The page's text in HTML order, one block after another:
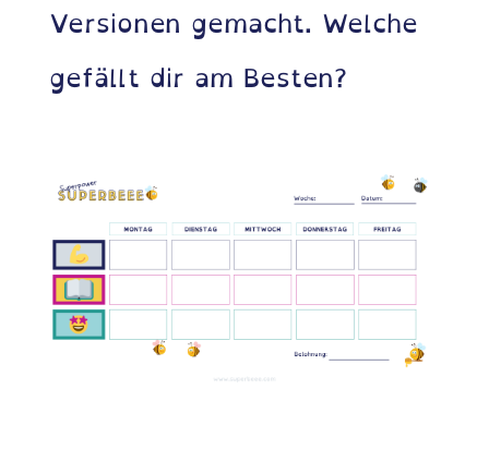
Versionen gemacht. Welche
gefällt dir am Besten?